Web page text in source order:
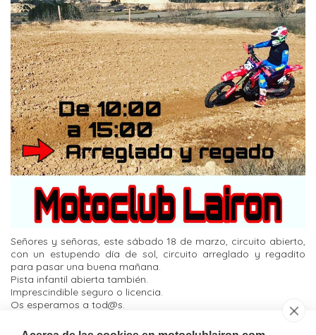
Señores y señoras, este sábado 18 de marzo, circuito abierto,
con un estupendo día de sol, circuito arreglado y regadito
para pasar una buena mañana.
Pista infantil abierta también.
Imprescindible seguro o licencia.
Os esperamos a tod@s.